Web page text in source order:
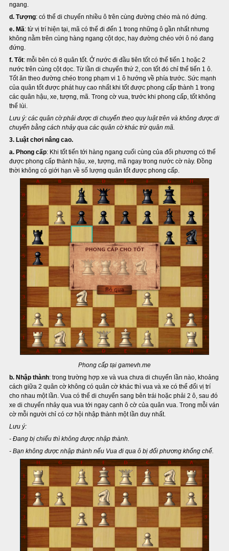
ngang.
d. Tượng: có thể di chuyển nhiều ô trên cùng đường chéo mà nó đứng.
e. Mã: từ vị trí hiện tại, mã có thể đi đến 1 trong những ô gần nhất nhưng
không nằm trên cùng hàng ngang cột dọc, hay đường chéo với ô nó đang
đứng.
f. Tốt: mỗi bên có 8 quân tốt. Ở nước đi đầu tiên tốt có thể tiến 1 hoặc 2
nước trên cùng cột dọc. Từ lần di chuyển thứ 2, con tốt đó chỉ thể tiến 1 ô.
Tốt ăn theo đường chéo trong phạm vi 1 ô hướng về phía trước. Sức mạnh
của quân tốt được phát huy cao nhất khi tốt được phong cấp thành 1 trong
các quân hậu, xe, tượng, mã. Trong cờ vua, trước khi phong cấp, tốt không
thể lùi.
Lưu ý: các quân cờ phải được di chuyển theo quy luật trên và không được di
chuyển bằng cách nhảy qua các quân cờ khác trừ quân mã.
3. Luật chơi nâng cao.
a. Phong cấp: Khi tốt tiến tới hàng ngang cuối cùng của đối phương có thể
được phong cấp thành hậu, xe, tượng, mã ngay trong nước cờ này. Đồng
thời không có giới hạn về số lượng quân tốt được phong cấp.
Phong cấp tại gamevh.me
b. Nhập thành: trong trường hợp xe và vua chưa di chuyển lần nào, khoảng
cách giữa 2 quân cờ không có quân cờ khác thì vua và xe có thể đổi vị trí
cho nhau một lần. Vua có thể di chuyển sang bên trái hoặc phải 2 ô, sau đó
xe di chuyển nhảy qua vua tới ngay cạnh ô cờ của quân vua. Trong mỗi ván
cờ mỗi người chỉ có cơ hội nhập thành một lần duy nhất.
Lưu ý:
- Đang bị chiếu thì không được nhập thành.
- Bạn không được nhập thành nếu Vua đi qua ô bị đối phương khống chế.